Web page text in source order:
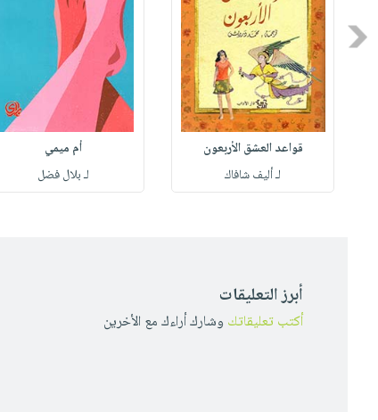
Previous
قواعد العشق الأربعون
لـ أليف شافاك
أم ميمي
لـ بلال فضل
أبرز التعليقات
أكتب تعليقاتك وشارك أراءك مع الأخرين